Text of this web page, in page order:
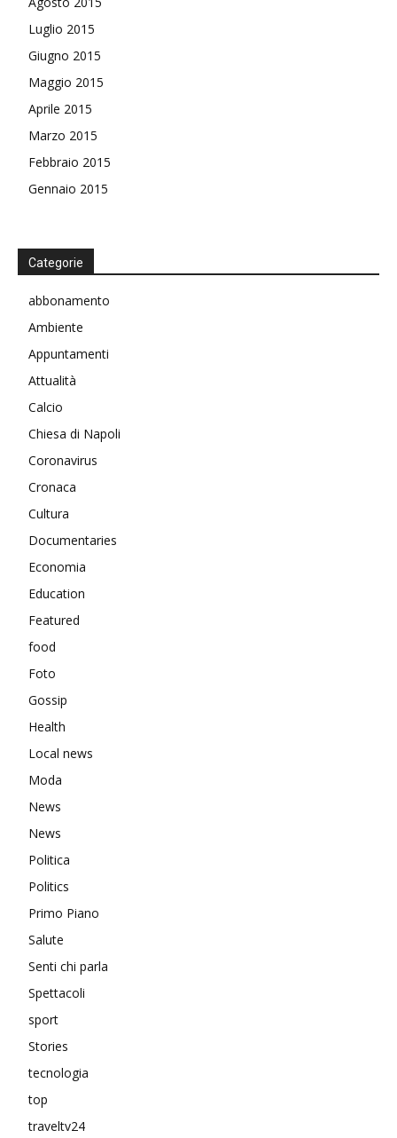
Luglio 2015
Giugno 2015
Maggio 2015
Aprile 2015
Marzo 2015
Febbraio 2015
Gennaio 2015
Categorie
abbonamento
Ambiente
Appuntamenti
Attualità
Calcio
Chiesa di Napoli
Coronavirus
Cronaca
Cultura
Documentaries
Economia
Education
Featured
food
Foto
Gossip
Health
Local news
Moda
News
News
Politica
Politics
Primo Piano
Salute
Senti chi parla
Spettacoli
sport
Stories
tecnologia
top
traveltv24